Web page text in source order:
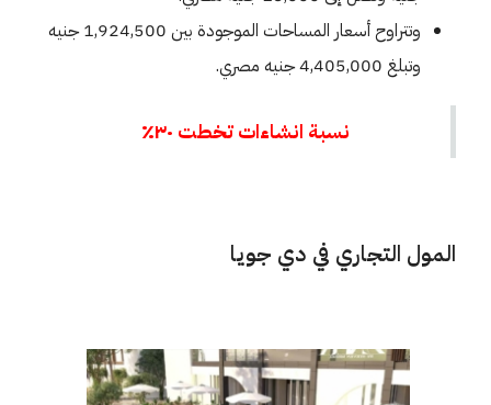
وتتراوح أسعار المساحات الموجودة بين 1,924,500 جنيه
وتبلغ 4,405,000 جنيه مصري.
نسبة انشاءات تخطت ٣٠٪
المول التجاري في دي جويا